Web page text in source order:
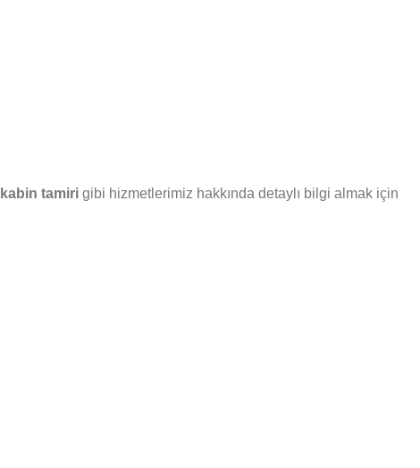
tamiri gibi hizmetlerimiz hakkında detaylı bilgi almak için